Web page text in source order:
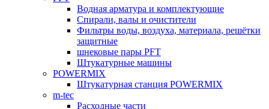
Водная арматура и комплектующие
Спирали, валы и очистители
Фильтры воды, воздуха, материала, решётки
защитные
шнековые пары PFT
Штукатурные машины
POWERMIX
Штукатурная станция POWERMIX
m-tec
Расходные части